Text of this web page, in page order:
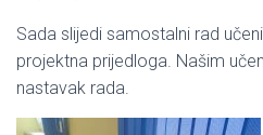
Sada slijedi samostalni rad
projektna prijedloga. Našim
nastavak rada.